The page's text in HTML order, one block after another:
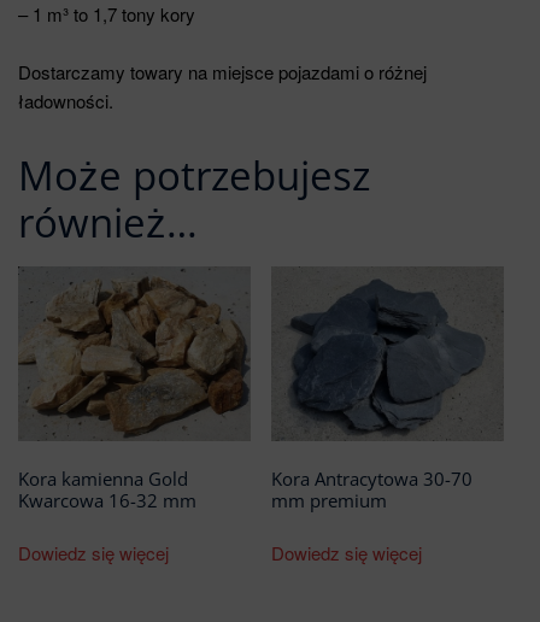
– 1 m³ to 1,7 tony kory
Dostarczamy towary na miejsce pojazdami o różnej
ładowności.
Może potrzebujesz
również…
Kora kamienna Gold
Kwarcowa 16-32 mm
Dowiedz się więcej
Kora Antracytowa 30-70
mm premium
Dowiedz się więcej